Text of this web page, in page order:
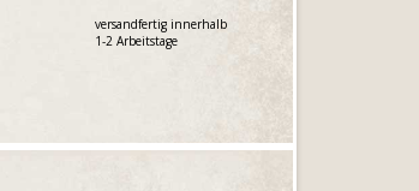
versandfertig innerhalb
1-2 Arbeitstage